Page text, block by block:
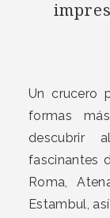
Un crucero
formas
descubrir
fascinantes
Roma,
Estambul,